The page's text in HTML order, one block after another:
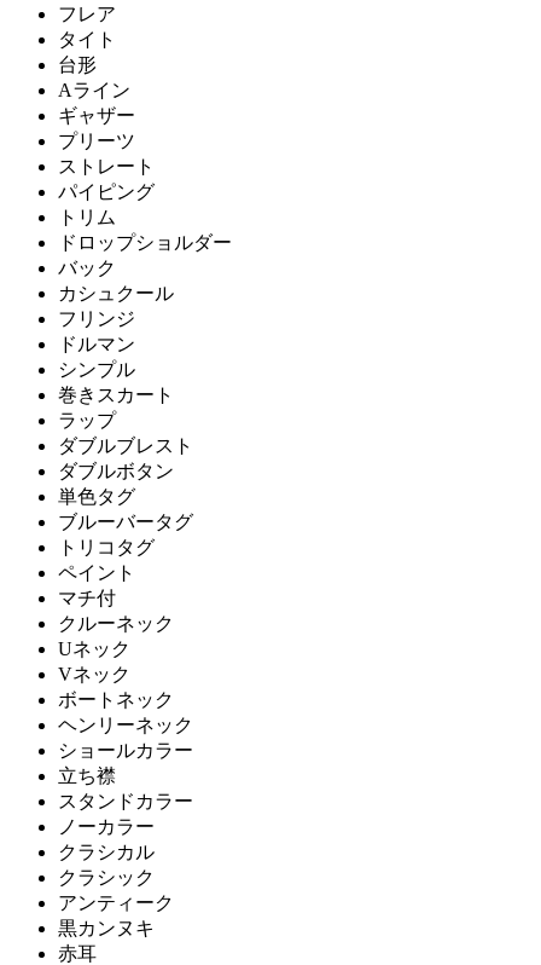
フレア
タイト
台形
Aライン
ギャザー
プリーツ
ストレート
パイピング
トリム
ドロップショルダー
バック
カシュクール
フリンジ
ドルマン
シンプル
巻きスカート
ラップ
ダブルブレスト
ダブルボタン
単色タグ
ブルーバータグ
トリコタグ
ペイント
マチ付
クルーネック
Uネック
Vネック
ボートネック
ヘンリーネック
ショールカラー
立ち襟
スタンドカラー
ノーカラー
クラシカル
クラシック
アンティーク
黒カンヌキ
赤耳